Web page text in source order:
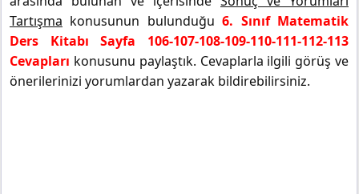
Tartışma konusunun bulunduğu6. Sınıf Matematik
Ders Kitabı Sayfa 106-107-108-109-110-111-112-113
Cevapları konusunu paylaştık. Cevaplarla ilgili görüş ve
önerilerinizi yorumlardan yazarak bildirebilirsiniz.